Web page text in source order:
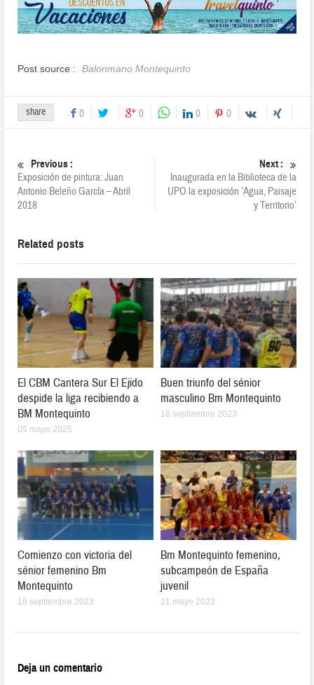
Post source : Balonmano Montequinto
share 0 0 0 0
Previous :
Exposición de pintura: Juan
Antonio Beleño García – Abril
2018
Next :
Inaugurada en la Biblioteca de la
UPO la exposición ‘Agua, Paisaje
y Territorio’
Related posts
El CBM Cantera Sur El Ejido
despide la liga recibiendo a
BM Montequinto
05 mayo 2025
Buen triunfo del sénior
masculino Bm Montequinto
18 septiembre 2023
Comienzo con victoria del
sénior femenino Bm
Montequinto
18 septiembre 2023
Bm Montequinto femenino,
subcampeón de España
juvenil
21 mayo 2023
Deja un comentario